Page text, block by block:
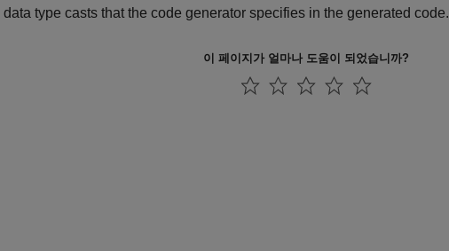
data type casts that the code generator specifies in the generated code.
이 페이지가 얼마나 도움이 되었습니까?